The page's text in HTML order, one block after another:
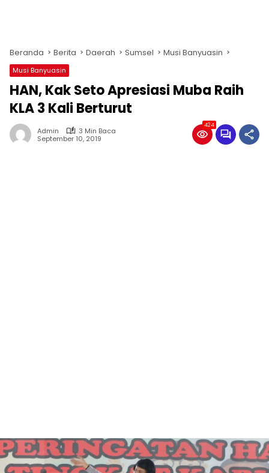
Beranda Berita Daerah Sumsel Musi Banyuasin
Musi Banyuasin
HAN, Kak Seto Apresiasi Muba Raih
KLA 3 Kali Berturut
Admin
3 Min Baca
September 10, 2019
424